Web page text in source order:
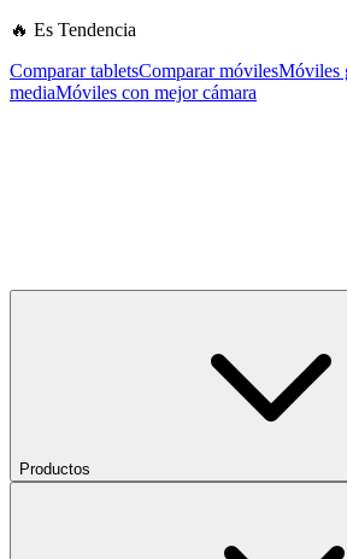
🔥 Es Tendencia
Comparar tabletsComparar móvilesMóviles
mediaMóviles con mejor cámara
Productos